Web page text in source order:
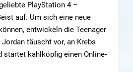
PlayStation 4 –
auf. Um sich eine neue
entwickeln die Teenager
täuscht vor, an Krebs
startet kahlköpfig einen Online-